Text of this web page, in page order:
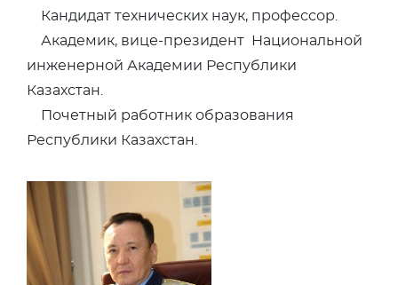
Кандидат технических наук, профессор.
Академик, вице-президент Национальной
инженерной Академии Республики
Казахстан.
Почетный работник образования
Республики Казахстан.